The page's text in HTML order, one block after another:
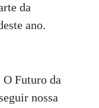
da
ano.
O Futuro da
nossa